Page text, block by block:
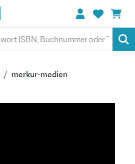
merkur-medien